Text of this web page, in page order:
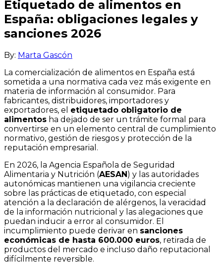
Etiquetado de alimentos en
España: obligaciones legales y
sanciones 2026
By: Marta Gascón
La comercialización de alimentos en España está
sometida a una normativa cada vez más exigente en
materia de información al consumidor. Para
fabricantes, distribuidores, importadores y
exportadores, el etiquetado obligatorio de
alimentos ha dejado de ser un trámite formal para
convertirse en un elemento central de cumplimiento
normativo, gestión de riesgos y protección de la
reputación empresarial.
En 2026, la Agencia Española de Seguridad
Alimentaria y Nutrición (AESAN) y las autoridades
autonómicas mantienen una vigilancia creciente
sobre las prácticas de etiquetado, con especial
atención a la declaración de alérgenos, la veracidad
de la información nutricional y las alegaciones que
puedan inducir a error al consumidor. El
incumplimiento puede derivar en sanciones
económicas de hasta 600.000 euros, retirada de
productos del mercado e incluso daño reputacional
difícilmente reversible.